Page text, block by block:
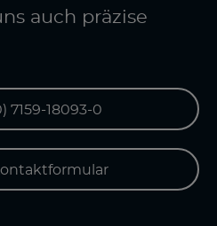
auch präzise
7159-18093-0